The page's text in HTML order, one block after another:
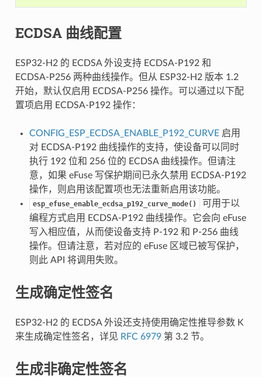
ECDSA 曲线配置
ESP32-H2 的 ECDSA 外设支持 ECDSA-P192 和
ECDSA-P256 两种曲线操作。但从 ESP32-H2 版本 1.2
开始，默认仅启用 ECDSA-P256 操作。可以通过以下配
置项启用 ECDSA-P192 操作：
CONFIG_ESP_ECDSA_ENABLE_P192_CURVE启用
对 ECDSA-P192 曲线操作的支持，使设备可以同时
执行 192 位和 256 位的 ECDSA 曲线操作。但请注
意，如果 eFuse 写保护期间已永久禁用 ECDSA-P192
操作，则启用该配置项也无法重新启用该功能。
esp_efuse_enable_ecdsa_p192_curve_mode()
可用于以
编程方式启用 ECDSA-P192 曲线操作。它会向 eFuse
写入相应值，从而使设备支持 P-192 和 P-256 曲线
操作。但请注意，若对应的 eFuse 区域已被写保护，
则此 API 将调用失败。
生成确定性签名
ESP32-H2 的 ECDSA 外设还支持使用确定性推导参数 K
来生成确定性签名，详见 RFC 6979第 3.2 节。
生成非确定性签名